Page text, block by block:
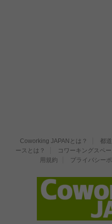
Coworking JAPANとは？ 都
ースとは？
コワーキングスペ
用規約
プライバシー